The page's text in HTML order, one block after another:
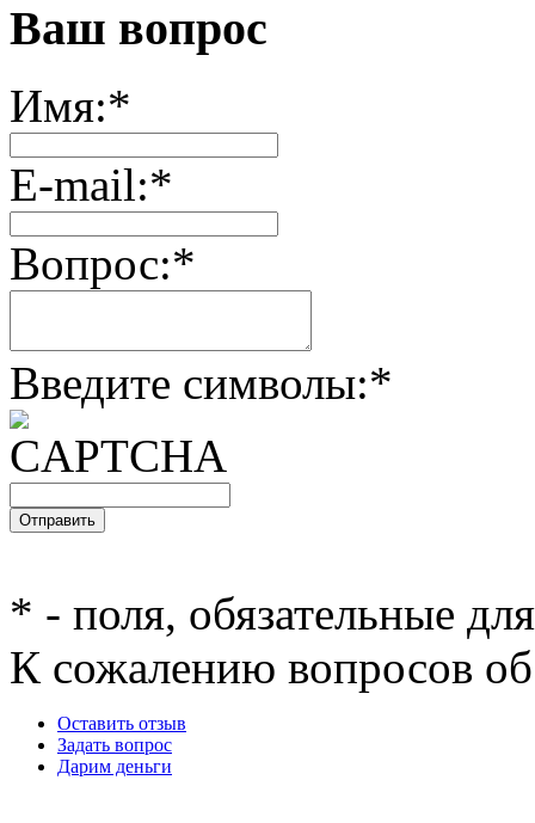
Ваш вопрос
Имя:*
E-mail:*
Вопрос:*
Введите символы:*
* - поля, обязательные
К сожалению вопросов об
Оставить отзыв
Задать вопрос
Дарим деньги